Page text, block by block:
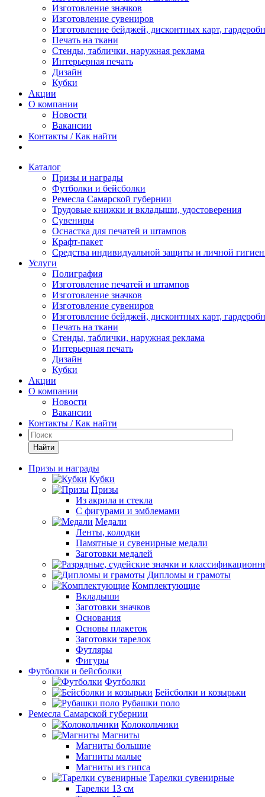
Изготовление значков
Изготовление сувениров
Изготовление бейджей, дисконтных карт,
Печать на ткани
Стенды, таблички, наружная реклама
Интерьерная печать
Дизайн
Кубки
Акции
О компании
Новости
Вакансии
Контакты / Как найти
Каталог
Призы и награды
Футболки и бейсболки
Ремесла Самарской губернии
Трудовые книжки и вкладыши, удостоверения
Сувениры
Оснастка для печатей и штампов
Крафт-пакет
Средства индивидуальной защиты и личной
Услуги
Полиграфия
Изготовление печатей и штампов
Изготовление значков
Изготовление сувениров
Изготовление бейджей, дисконтных карт,
Печать на ткани
Стенды, таблички, наружная реклама
Интерьерная печать
Дизайн
Кубки
Акции
О компании
Новости
Вакансии
Контакты / Как найти
Найти
Призы и награды
Кубки
Призы
Из акрила и стекла
С фигурами и эмблемами
Медали
Ленты, колодки
Памятные и сувенирные медали
Заготовки медалей
Дипломы и грамоты
Комплектующие
Вкладыши
Заготовки значков
Основания
Основы плакеток
Заготовки тарелок
Футляры
Фигуры
Футболки и бейсболки
Футболки
Бейсболки и козырьки
Рубашки поло
Ремесла Самарской губернии
Колокольчики
Магниты
Магниты большие
Магниты малые
Магниты из гипса
Тарелки сувенирные
Тарелки 13 см